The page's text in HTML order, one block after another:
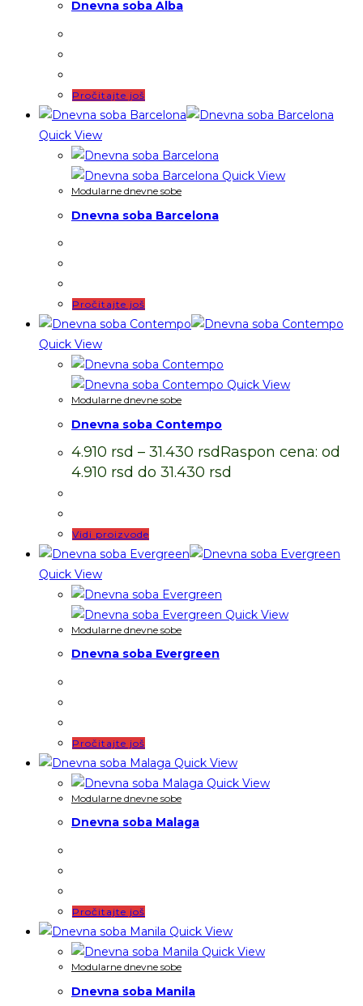
Dnevna soba Alba
Pročitajte još
Quick View
Quick View
Modularne dnevne sobe
Dnevna soba Barcelona
Pročitajte još
Quick View
Quick View
Modularne dnevne sobe
Dnevna soba Contempo
4.910 rsd – 31.430 rsdRaspon cena: od
4.910 rsd do 31.430 rsd
Vidi proizvode
Quick View
Quick View
Modularne dnevne sobe
Dnevna soba Evergreen
Pročitajte još
Quick View
Quick View
Modularne dnevne sobe
Dnevna soba Malaga
Pročitajte još
Quick View
Quick View
Modularne dnevne sobe
Dnevna soba Manila